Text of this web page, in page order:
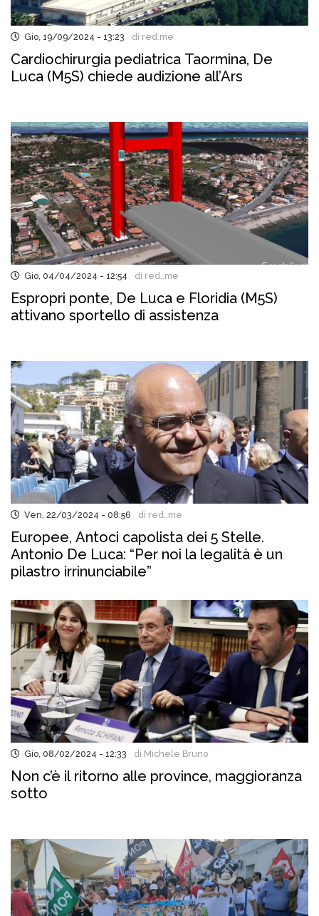
Gio, 19/09/2024 - 13:23 di red.me
Cardiochirurgia pediatrica Taormina, De
Luca (M5S) chiede audizione all’Ars
Gio, 04/04/2024 - 12:54 di red..me
Espropri ponte, De Luca e Floridia (M5S)
attivano sportello di assistenza
Ven, 22/03/2024 - 08:56 di red..me
Europee, Antoci capolista dei 5 Stelle.
Antonio De Luca: “Per noi la legalità è un
pilastro irrinunciabile”
Gio, 08/02/2024 - 12:33 di Michele Bruno
Non c’è il ritorno alle province, maggioranza
sotto